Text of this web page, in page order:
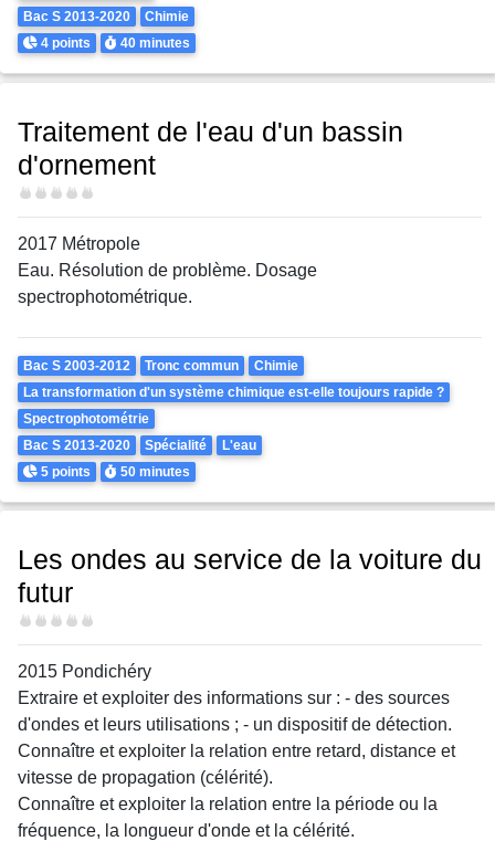
Bac S 2013-2020 Chimie
Points
4 points Durée
40 minutes
Traitement de l'eau d'un bassin
d'ornement
Difficulté
2017 Métropole
Eau. Résolution de problème. Dosage
spectrophotométrique.
Theme
Bac S 2003-2012 Tronc commun
Chimie
La transformation d'un système chimique est-elle toujours rapide ?
Spectrophotométrie
Bac S 2013-2020
Spécialité L'eau
Points
5 points Durée
50 minutes
Les ondes au service de la voiture du
futur
Difficulté
2015 Pondichéry
Extraire et exploiter des informations sur : - des sources
d'ondes et leurs utilisations ; - un dispositif de détection.
Connaître et exploiter la relation entre retard, distance et
vitesse de propagation (célérité).
Connaître et exploiter la relation entre la période ou la
fréquence, la longueur d'onde et la célérité.